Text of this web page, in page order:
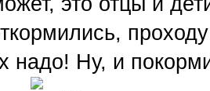
надо! Ну, и